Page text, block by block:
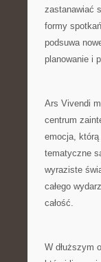
zastanawiać
formy
podsuwa
planowanie i
Ars Vivendi
centrum
emocja, którą
tematyczne
wyraziste
całego
całość.
W dłuższym